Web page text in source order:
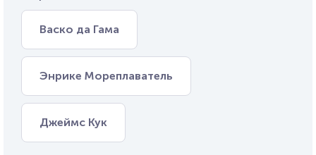
Васко да Гама
Энрике Мореплаватель
Джеймс Кук